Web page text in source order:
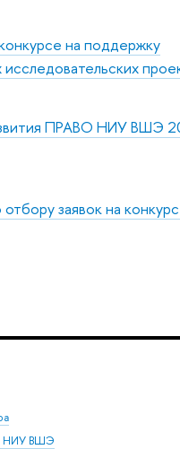
на поддержку
ПРАВО НИУ ВШЭ
заявок на
НИУ ВШЭ